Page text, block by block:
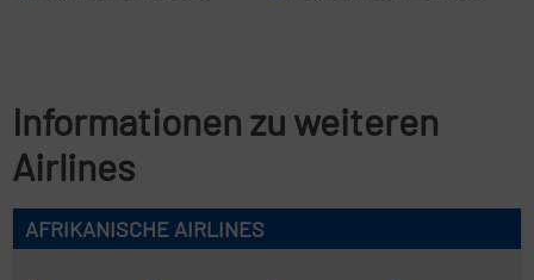
Informationen zu weiteren
Airlines
AFRIKANISCHE AIRLINES